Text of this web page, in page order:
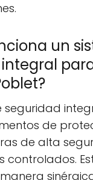
un
seguridad
de
de alta
controlados.